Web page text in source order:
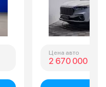
Цена авто
2 670 000 ₽